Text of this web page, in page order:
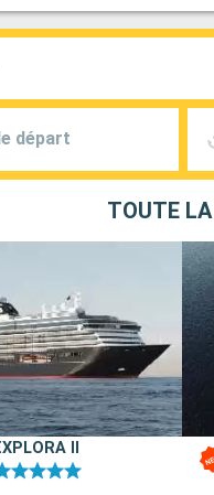
départ
TOUTE
II